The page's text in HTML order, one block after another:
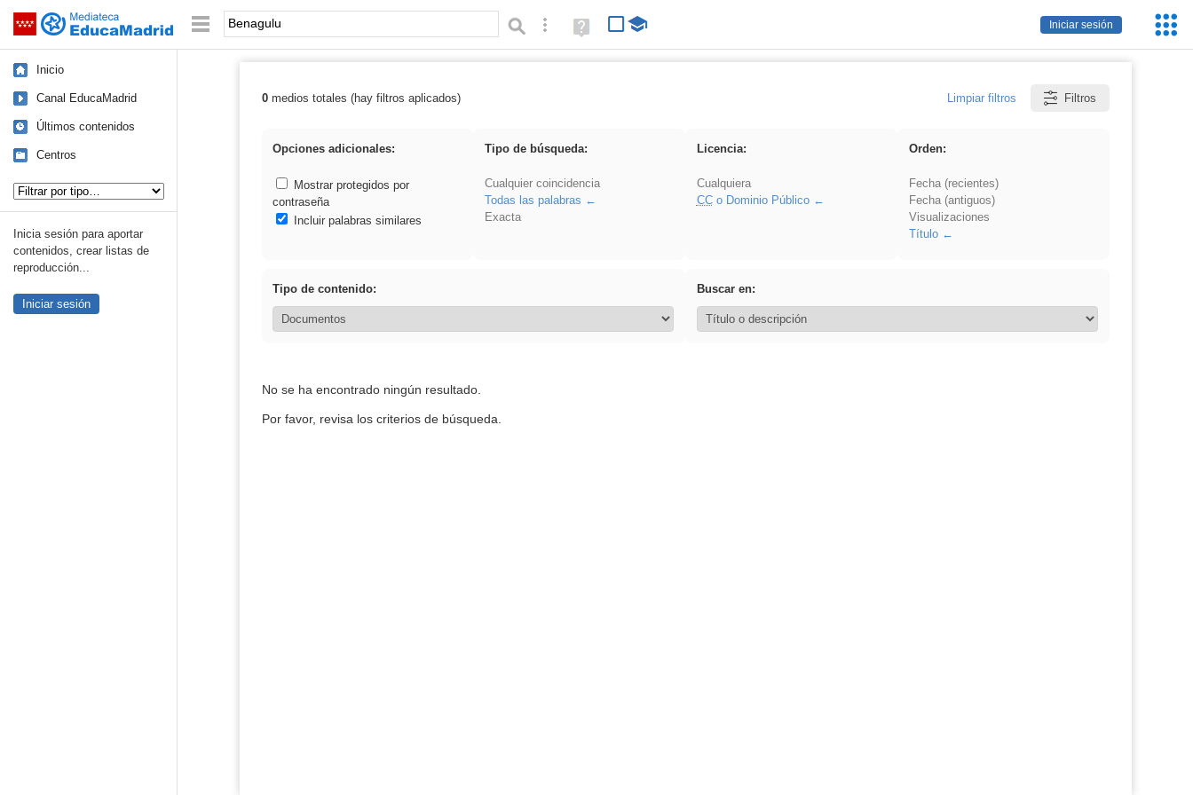
Saltar navegación
Iniciar sesión
Palabra o frase: Búsqueda avanzada
Ayuda
(en
Inicio
Canal EducaMadrid
Últimos contenidos
Centros
Inicia sesión para aportar
contenidos, crear listas de
reproducción...
Iniciar sesión
Resultados de: Benagulu
0medios totales (hay filtros aplicados) Limpiar filtros Filtros
Opciones adicionales:
Mostrar protegidos por
contraseña
Incluir palabras similares
Tipo de búsqueda:
Cualquier coincidencia
Todas las palabras
Exacta
Licencia:
Cualquiera
CCo Dominio Público
Orden:
Fecha (recientes)
Fecha (antiguos)
Visualizaciones
Título
Tipo de contenido: Buscar en:
No se ha encontrado ningún resultado.
Por favor, revisa los criterios de búsqueda.